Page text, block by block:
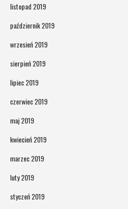
listopad 2019
październik 2019
wrzesień 2019
sierpień 2019
lipiec 2019
czerwiec 2019
maj 2019
kwiecień 2019
marzec 2019
luty 2019
styczeń 2019